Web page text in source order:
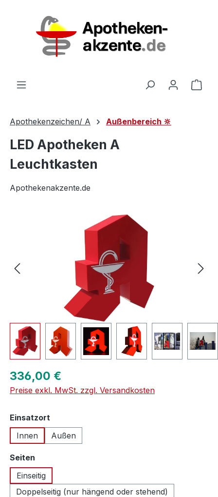
Apothekenzeichen/ A Außenbereich 🔆
LED Apotheken A
Leuchtkasten
Apothekenakzente.de
Regulärer Preis:
336,00 €
Preise exkl. MwSt. zzgl. Versandkosten
Einsatzort
Innen
Außen
Seiten
Einseitig
Doppelseitig (nur hängend oder stehend)